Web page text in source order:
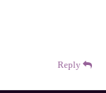
Reply